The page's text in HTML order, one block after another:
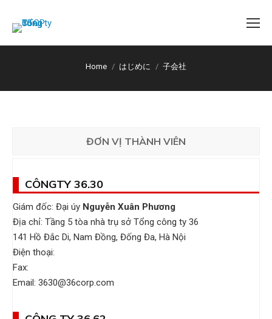
Home はじめに 子会社
ĐƠN VỊ THÀNH VIÊN
CÔNGTY 36.30
Giám đốc: Đại úy Nguyễn Xuân Phương
Địa chỉ: Tầng 5 tòa nhà trụ sở Tổng công ty 36
141 Hồ Đắc Di, Nam Đồng, Đống Đa, Hà Nội
Điện thoại:
Fax:
Email: 3630@36corp.com